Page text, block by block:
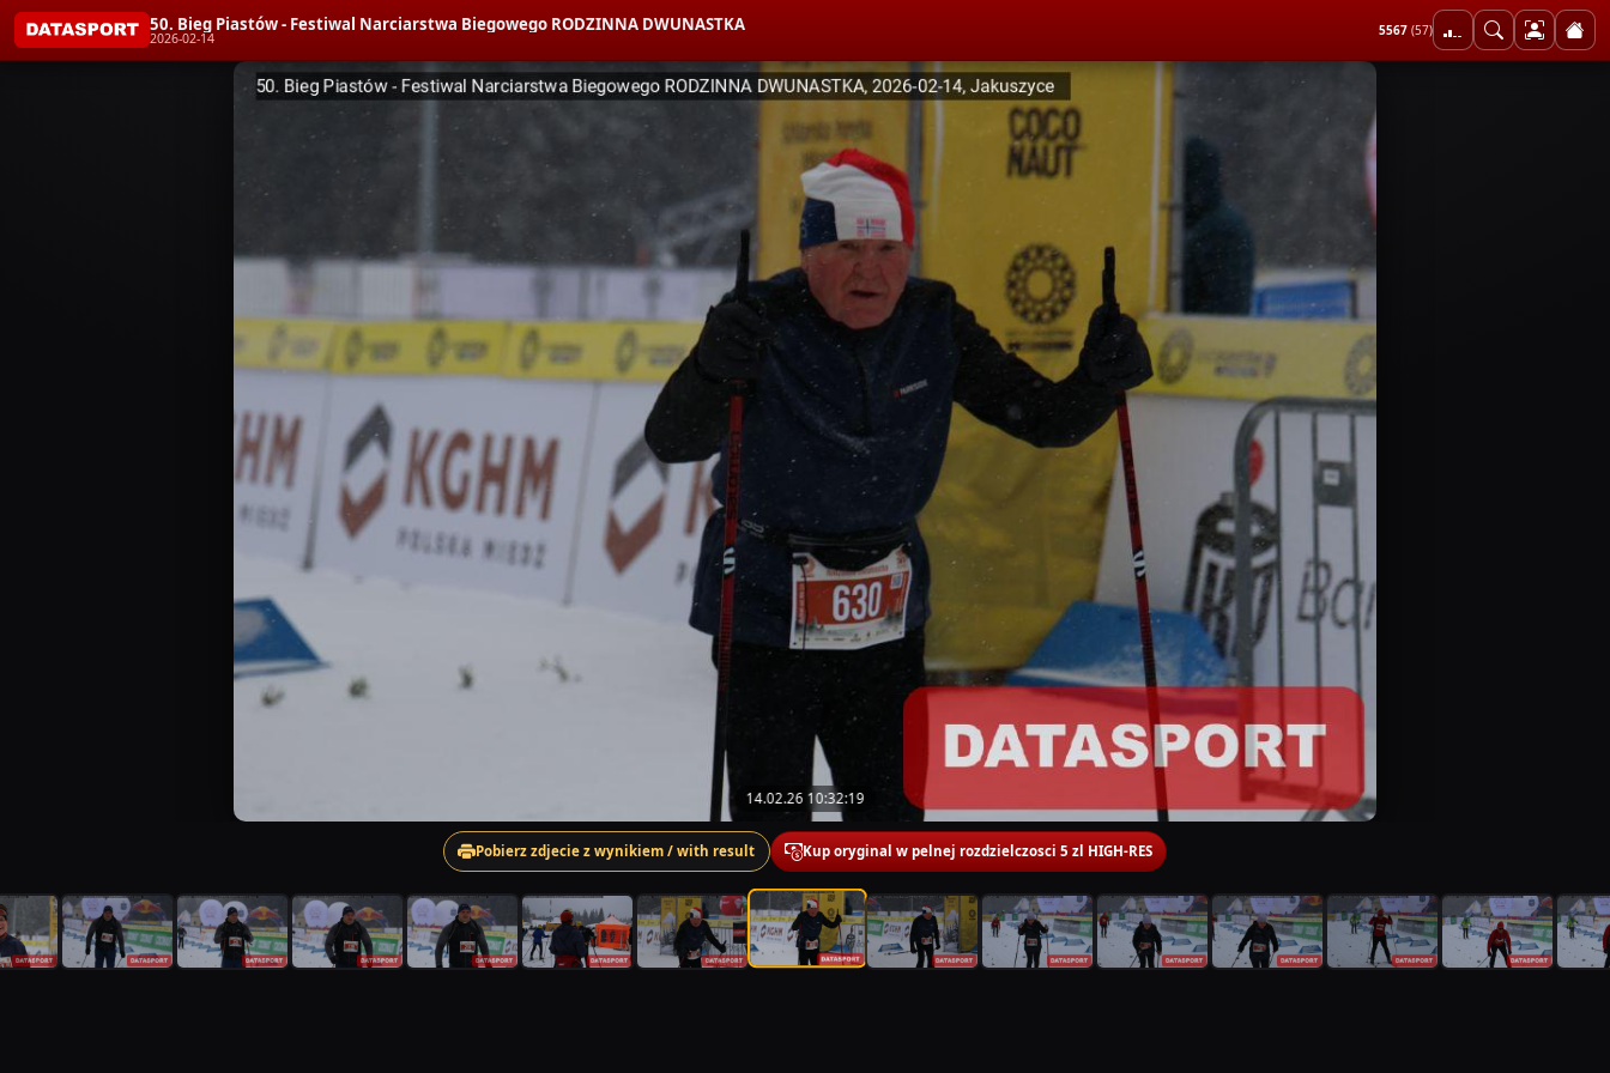
50. Bieg Piastów - Festiwal Narciarstwa Biegowego RODZINNA DWUNASTKA
2026-02-14 5567 (57)
14.02.26 10:32:19
Pobierz zdjecie z wynikiem / with result Kup oryginal w pelnej rozdzielczosci 5 zl HIGH-RES